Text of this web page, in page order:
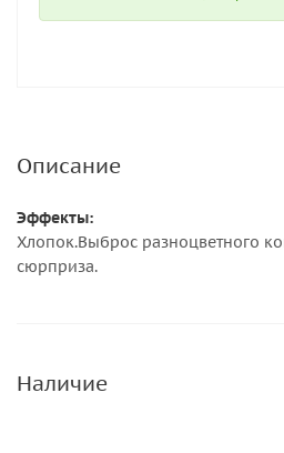
Описание
Эффекты:
Хлопок.Выброс разноцветного
сюрприза.
Наличие